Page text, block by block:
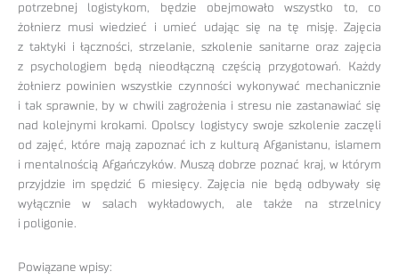
potrzebnej logistykom, będzie obejmowało wszystko to, co
żołnierz musi wiedzieć i umieć udając się na tę misję. Zajęcia
z taktyki i łączności, strzelanie, szkolenie sanitarne oraz zajęcia
z psychologiem będą nieodłączną częścią przygotowań. Każdy
żołnierz powinien wszystkie czynności wykonywać mechanicznie
i tak sprawnie, by w chwili zagrożenia i stresu nie zastanawiać się
nad kolejnymi krokami. Opolscy logistycy swoje szkolenie zaczęli
od zajęć, które mają zapoznać ich z kulturą Afganistanu, islamem
i mentalnością Afgańczyków. Muszą dobrze poznać kraj, w którym
przyjdzie im spędzić 6 miesięcy. Zajęcia nie będą odbywały się
wyłącznie w salach wykładowych, ale także na strzelnicy
i poligonie.
Powiązane wpisy: